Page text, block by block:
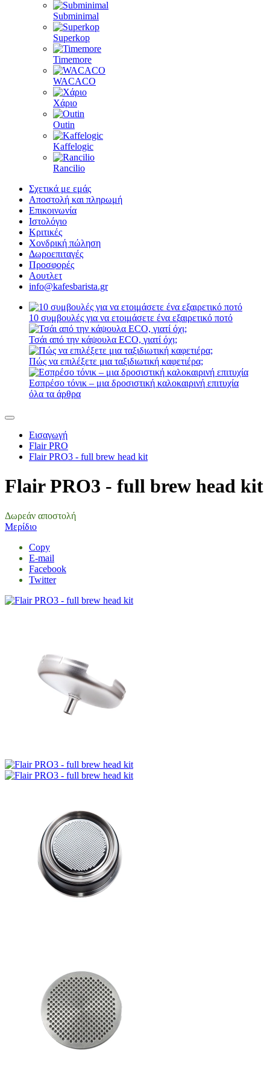
Subminimal
Superkop
Timemore
WACACO
Χάριο
Outin
Kaffelogic
Rancilio
Σχετικά με εμάς
Αποστολή και πληρωμή
Επικοινωνία
Ιστολόγιο
Κριτικές
Χονδρική πώληση
Δωροεπιταγές
Προσφορές
Αουτλετ
info@kafesbarista.gr
10 συμβουλές για να ετοιμάσετε ένα εξαιρετικό ποτό
Τσάι από την κάψουλα ECO, γιατί όχι;
Πώς να επιλέξετε μια ταξιδιωτική καφετιέρα;
Εσπρέσο τόνικ – μια δροσιστική καλοκαιρινή επιτυχία
όλα τα άρθρα
Εισαγωγή
Flair PRO
Flair PRO3 - full brew head kit
Flair PRO3 - full brew head kit
Δωρεάν αποστολή
Μερίδιο
Copy
E-mail
Facebook
Twitter